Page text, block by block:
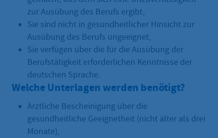
zur Ausübung des Berufs ergibt,
Sie sind nicht in gesundheitlicher Hinsicht zur
Ausübung des Berufs ungeeignet,
Sie verfügen über die für die Ausübung der
Berufstätigkeit erforderlichen Kenntnisse der
deutschen Sprache.
Welche Unterlagen werden benötigt?
Ärztliche Bescheinigung über die
gesundheitliche Geeignetheit (nicht älter als drei
Monate),